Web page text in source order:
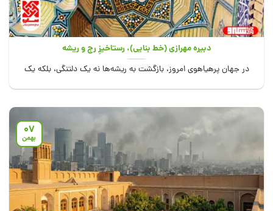
دبیره مهرازی (خط بنایی)، رستاخیزِ رج و ریشه
در جهان پرهیاهوی امروز، بازگشت به ریشه‌ها نه یک دلتنگی، بلکه یک
07
بهمن